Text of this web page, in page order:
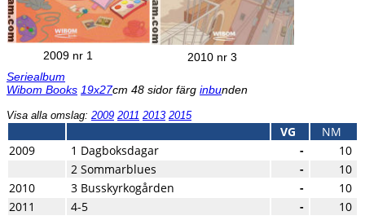
2009 nr 1
2010 nr 3
Seriealbum
Wibom Books 19x27cm 48 sidor färg inbunden
Visa alla omslag: 2009 2011 2013 2015
VG
NM
2009
1 Dagboksdagar -
10
2 Sommarblues
-
10
2010
3 Busskyrkogården -
10
2011
4-5 -
10